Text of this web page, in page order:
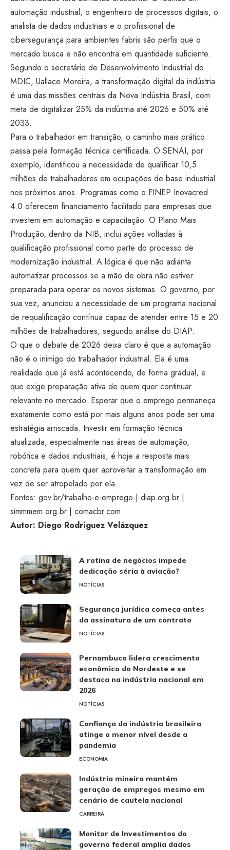
automação industrial, o engenheiro de processos digitais, o
analista de dados industriais e o profissional de
cibersegurança para ambientes fabris são perfis que o
mercado busca e não encontra em quantidade suficiente.
Segundo o secretário de Desenvolvimento Industrial do
MDIC, Uallace Moreira, a transformação digital da indústria
é uma das missões centrais da Nova Indústria Brasil, com
meta de digitalizar 25% da indústria até 2026 e 50% até
2033.
Para o trabalhador em transição, o caminho mais prático
passa pela formação técnica certificada. O SENAI, por
exemplo, identificou a necessidade de qualificar 10,5
milhões de trabalhadores em ocupações de base industrial
nos próximos anos. Programas como o FINEP Inovacred
4.0 oferecem financiamento facilitado para empresas que
investem em automação e capacitação. O Plano Mais
Produção, dentro da NIB, inclui ações voltadas à
qualificação profissional como parte do processo de
modernização industrial. A lógica é que não adianta
automatizar processos se a mão de obra não estiver
preparada para operar os novos sistemas. O governo, por
sua vez, anunciou a necessidade de um programa nacional
de requalificação contínua capaz de atender entre 15 e 20
milhões de trabalhadores, segundo análise do DIAP.
O que o debate de 2026 deixa claro é que a automação
não é o inimigo do trabalhador industrial. Ela é uma
realidade que já está acontecendo, de forma gradual, e
que exige preparação ativa de quem quer continuar
relevante no mercado. Esperar que o emprego permaneça
exatamente como está por mais alguns anos pode ser uma
estratégia arriscada. Investir em formação técnica
atualizada, especialmente nas áreas de automação,
robótica e dados industriais, é hoje a resposta mais
concreta para quem quer aproveitar a transformação em
vez de ser atropelado por ela.
Fontes: gov.br/trabalho-e-emprego | diap.org.br |
simmmem.org.br | comacbr.com
Autor: Diego Rodríguez Velázquez
A rotina de negócios impede
dedicação séria à aviação?
NOTÍCIAS
Segurança jurídica começa antes
da assinatura de um contrato
NOTÍCIAS
Pernambuco lidera crescimento
econômico do Nordeste e se
destaca na indústria nacional em
2026
NOTÍCIAS
Confiança da indústria brasileira
atinge o menor nível desde a
pandemia
ECONOMIA
Indústria mineira mantém
geração de empregos mesmo em
cenário de cautela nacional
CARREIRA
Monitor de Investimentos do
governo federal amplia dados